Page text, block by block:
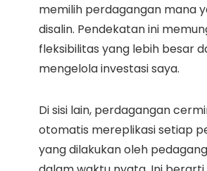
memilih perdagangan mana
disalin. Pendekatan ini
fleksibilitas yang lebih besar
mengelola investasi saya.
Di sisi lain, perdagangan
otomatis mereplikasi setiap
yang dilakukan oleh